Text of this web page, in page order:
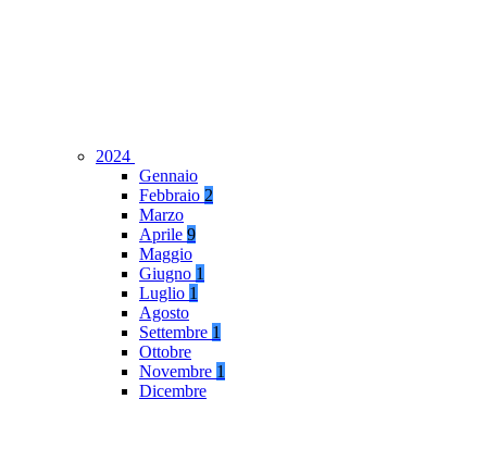
2024
Gennaio
Febbraio 2
Marzo
Aprile 9
Maggio
Giugno 1
Luglio 1
Agosto
Settembre 1
Ottobre
Novembre 1
Dicembre